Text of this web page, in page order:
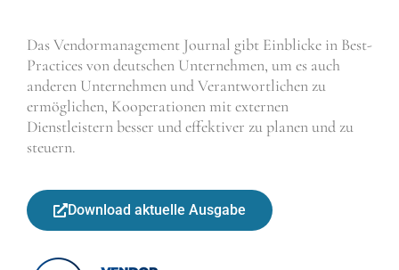
Das Vendormanagement Journal gibt Einblicke in Best-
Practices von deutschen Unternehmen, um es auch
anderen Unternehmen und Verantwortlichen zu
ermöglichen, Kooperationen mit externen
Dienstleistern besser und effektiver zu planen und zu
steuern.
Download aktuelle Ausgabe